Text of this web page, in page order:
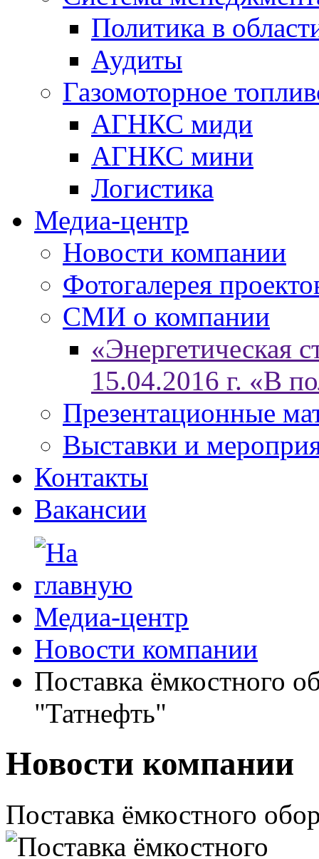
Политика в
Аудиты
Газомоторное
АГНКС миди
АГНКС мини
Логистика
Медиа-центр
Новости компании
Фотогалерея
СМИ о компании
«Энергетическая
15.04.2016 г. «В
Презентационные
Выставки и
Контакты
Вакансии
Медиа-центр
Новости компании
Поставка ёмкостного
"Татнефть"
Новости компании
Поставка ёмкостного